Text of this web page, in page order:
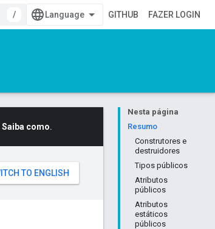
/
GITHUB FAZER LOGIN
Nesta página
Resumo
Construtores e
destruidores
Tipos públicos
Atributos
públicos
Atributos
estáticos
públicos
Saiba como.